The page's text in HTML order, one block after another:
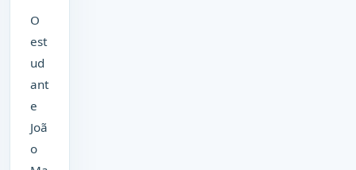
O
est
ud
ant
e
Joã
o